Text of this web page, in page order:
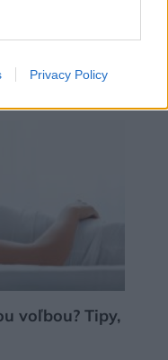
Privacy Policy
fľašu vína aj
ktoré už máte
voľbou? Tipy,